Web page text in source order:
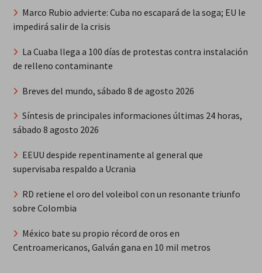
Marco Rubio advierte: Cuba no escapará de la soga; EU le
impedirá salir de la crisis
La Cuaba llega a 100 días de protestas contra instalación
de relleno contaminante
Breves del mundo, sábado 8 de agosto 2026
Síntesis de principales informaciones últimas 24 horas,
sábado 8 agosto 2026
EEUU despide repentinamente al general que
supervisaba respaldo a Ucrania
RD retiene el oro del voleibol con un resonante triunfo
sobre Colombia
México bate su propio récord de oros en
Centroamericanos, Galván gana en 10 mil metros